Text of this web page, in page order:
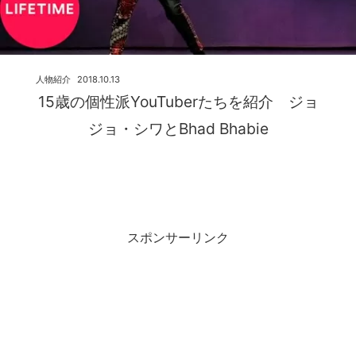
15歳の個性派YouTuberたちを紹介 ジョ
ジョ・シワとBhad Bhabie
2018.10.13
人物紹介
スポンサーリンク